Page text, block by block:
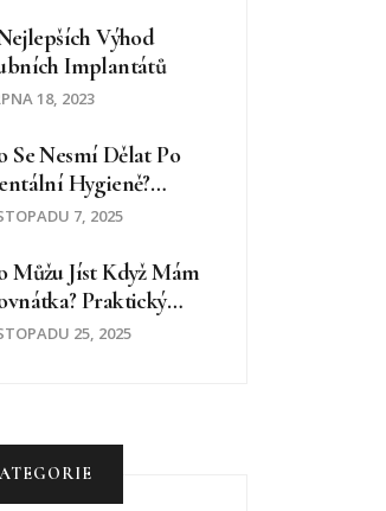
Výhod
Implantátů
18, 2023
Se Nesmí Dělat Po
Hygieně?
Průvodce Po
7, 2025
Můžu Jíst Když Mám
Praktický
Pro Lidi S
25, 2025